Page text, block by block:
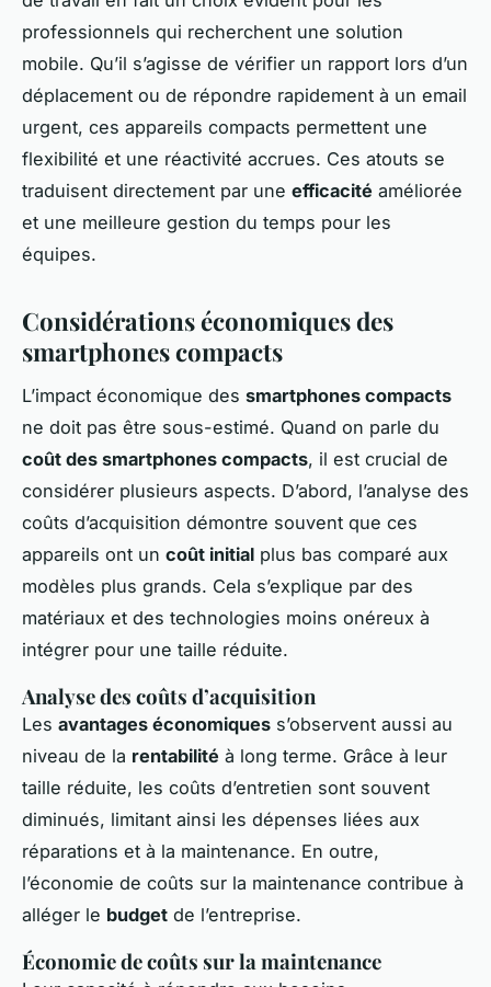
professionnels qui recherchent une solution
mobile. Qu’il s’agisse de vérifier un rapport lors d’un
déplacement ou de répondre rapidement à un email
urgent, ces appareils compacts permettent une
flexibilité et une réactivité accrues. Ces atouts se
traduisent directement par une efficacité améliorée
et une meilleure gestion du temps pour les
équipes.
Considérations économiques des
smartphones compacts
L’impact économique des smartphones compacts
ne doit pas être sous-estimé. Quand on parle du
coût des smartphones compacts, il est crucial de
considérer plusieurs aspects. D’abord, l’analyse des
coûts d’acquisition démontre souvent que ces
appareils ont un coût initial plus bas comparé aux
modèles plus grands. Cela s’explique par des
matériaux et des technologies moins onéreux à
intégrer pour une taille réduite.
Analyse des coûts d’acquisition
Les avantages économiques s’observent aussi au
niveau de la rentabilité à long terme. Grâce à leur
taille réduite, les coûts d’entretien sont souvent
diminués, limitant ainsi les dépenses liées aux
réparations et à la maintenance. En outre,
l’économie de coûts sur la maintenance contribue à
alléger le budget de l’entreprise.
Économie de coûts sur la maintenance